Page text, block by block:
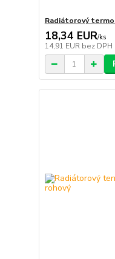
Radiátorový
18,34 EUR/ks
14,91 EUR bez DPH